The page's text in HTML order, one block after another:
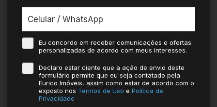
Eu concordo em receber comunicações e ofertas
personalizadas de acordo com meus interesses.
Declaro estar ciente que a ação de envio deste
formulário permite que eu seja contatado pela
Eurico Imóveis, assim como estar de acordo com o
exposto nos Termos de Uso e Política de
Privacidade